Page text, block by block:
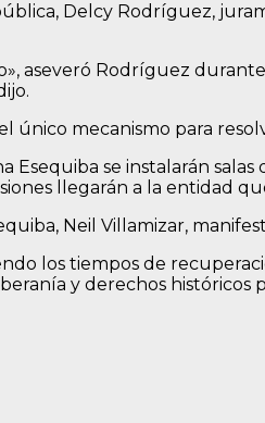
Delcy Rodríguez,
aseveró Rodríguez
único mecanismo para
se instalarán
llegarán a la entidad
Neil Villamizar,
los tiempos de
y derechos históricos